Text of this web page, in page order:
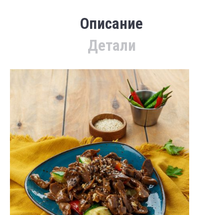
Описание
Детали